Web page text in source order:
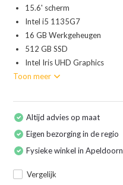
15.6' scherm
Intel i5 1135G7
16 GB Werkgeheugen
512 GB SSD
Intel Iris UHD Graphics
Toon meer
Altijd advies op maat
Eigen bezorging in de regio
Fysieke winkel in Apeldoorn
Vergelijk